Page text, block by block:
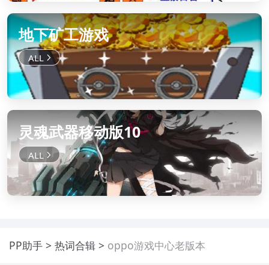
地下矿工游戏
灵魂武器移动版10
PP助手 热词合辑 oppo游戏中心老版本